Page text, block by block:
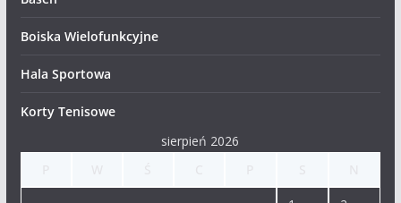
Boiska Wielofunkcyjne
Hala Sportowa
Korty Tenisowe
sierpień 2026